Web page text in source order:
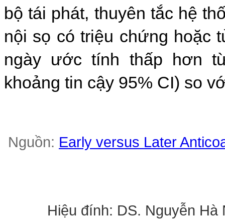
bộ tái phát, thuyên tắc hệ
nội sọ có triệu chứng hoặc
ngày ước tính thấp hơn
khoảng tin cậy 95% CI) so
Nguồn: Early versus Later
Hiệu đính: DS. Nguyễn Hà